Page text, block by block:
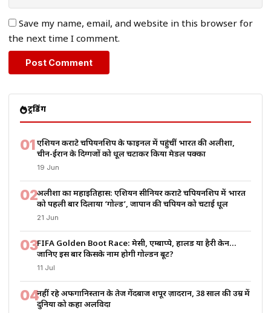
Save my name, email, and website in this browser for
the next time I comment.
ट्रेंडिंग
01एशियन कराटे चैंपियनशिप के फाइनल में पहुंचीं भारत की अलीशा,
चीन-ईरान के दिग्गजों को धूल चटाकर किया मेडल पक्का
19 Jun
02अलीशा का महाइतिहास: एशियन सीनियर कराटे चैंपियनशिप में भारत
को पहली बार दिलाया ‘गोल्ड’, जापान की चैंपियन को चटाई धूल
21 Jun
03FIFA Golden Boot Race: मेसी, एम्बाप्पे, हालैंड या हैरी केन…
जानिए इस बार किसके नाम होगी गोल्डन बूट?
11 Jul
04नहीं रहे अफगानिस्तान के तेज गेंदबाज शपूर ज़ादरान, 38 साल की उम्र में
दुनिया को कहा अलविदा